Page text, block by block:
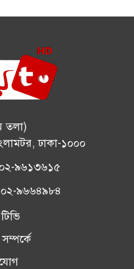
তলা)
ঢাকা-১০০০
৯৬১৩৬১৫
০২-৯৬৬৪৯৮৪